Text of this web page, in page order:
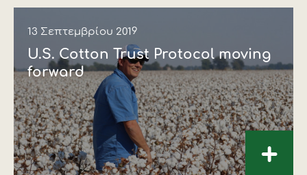
13 Σεπτεμβρίου 2019
U.S. Cotton Trust Protocol moving
forward
+